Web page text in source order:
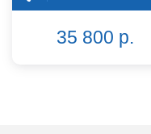
35 800 р.